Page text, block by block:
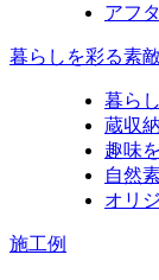
アフ
暮らしを彩る素
暮ら
蔵収
趣味
自然
オリ
施工例